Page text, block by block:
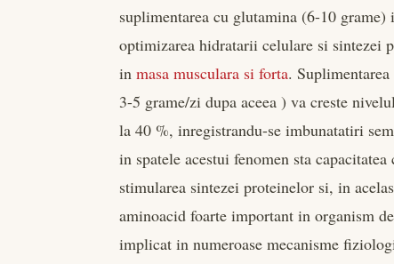
suplimentarea cu glutamina (6-10
optimizarea hidratarii celulare si sintezei
inmasa musculara si forta.
3-5 grame/zi dupa aceea ) va creste
la 40 %, inregistrandu-se imbunatatiri
in spatele acestui fenomen sta
stimularea sintezei proteinelor si, in
aminoacid foarte important in organism
implicat in numeroase mecanisme